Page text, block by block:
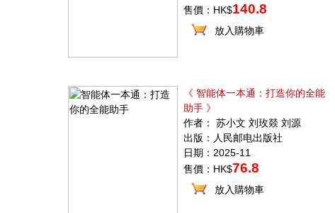
售價：HK$140.8
放入購物車
《 智能体一本通：打造你的全能
助手 》
作者： 苏小文 刘玫燚 刘源
出版：人民邮电出版社
日期：2025-11
售價：HK$76.8
放入購物車